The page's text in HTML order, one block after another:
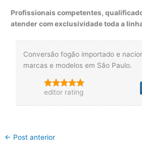
Profissionais competentes,
atender com exclusividade toda a
Conversão fogão importado e
marcas e modelos em São Paulo.
editor rating
← Post anterior